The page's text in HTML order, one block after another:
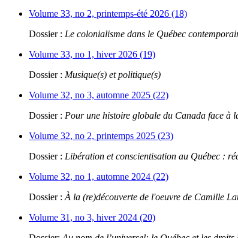
Volume 33, no 2, printemps-été 2026 (18)
Dossier : Le colonialisme dans le Québec
Volume 33, no 1, hiver 2026 (19)
Dossier : Musique(s) et politique(s)
Volume 32, no 3, automne 2025 (22)
Dossier : Pour une histoire globale du Canada face à
Volume 32, no 2, printemps 2025 (23)
Dossier : Libération et conscientisation au Québec :
Volume 32, no 1, automne 2024 (22)
Dossier : À la (re)découverte de l'oeuvre de Camille
Volume 31, no 3, hiver 2024 (20)